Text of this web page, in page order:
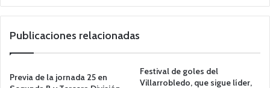
Publicaciones relacionadas
Previa de la jornada 25 en
Festival de goles del
Villarrobledo, que sigue líder,